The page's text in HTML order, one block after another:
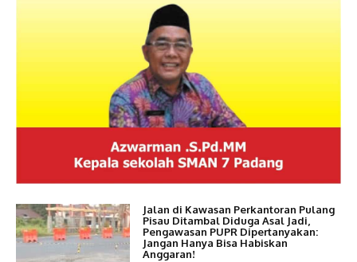
Jalan di Kawasan Perkantoran Pulang
Pisau Ditambal Diduga Asal Jadi,
Pengawasan PUPR Dipertanyakan:
Jangan Hanya Bisa Habiskan
Anggaran!